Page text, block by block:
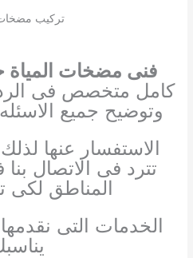
تركيب
فنى مضخات
كامل متخصص فى الرد
وتوضيح جميع
الاستفسار عنها
تترد فى الاتصال
المناطق لكى
الخدمات التى